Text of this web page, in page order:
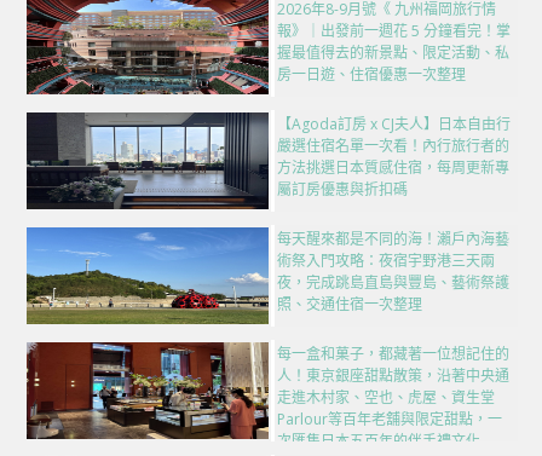
2026年8-9月號《 九州福岡旅行情
報》｜出發前一週花 5 分鐘看完！掌
握最值得去的新景點、限定活動、私
房一日遊、住宿優惠一次整理
【Agoda訂房 x CJ夫人】日本自由行
嚴選住宿名單一次看！內行旅行者的
方法挑選日本質感住宿，每周更新專
屬訂房優惠與折扣碼
每天醒來都是不同的海！瀨戶內海藝
術祭入門攻略：夜宿宇野港三天兩
夜，完成跳島直島與豐島、藝術祭護
照、交通住宿一次整理
每一盒和菓子，都藏著一位想記住的
人！東京銀座甜點散策，沿著中央通
走進木村家、空也、虎屋、資生堂
Parlour等百年老舖與限定甜點，一
次匯集日本五百年的伴手禮文化